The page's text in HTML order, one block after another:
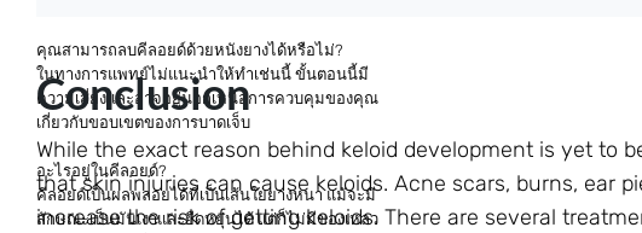
คุณสามารถลบคีลอยด์ด้วยหนังยางได้หรือไม่?
ในทางการแพทย์ไม่แนะนำให้ทำเช่นนี้ ขั้นตอนนี้มี
ความเสี่ยงและอาจอยู่นอกเหนือการควบคุมของคุณ
เกี่ยวกับขอบเขตของการบาดเจ็บ
อะไรอยู่ในคีลอยด์?
คีลอยด์เป็นผลพลอยได้ที่เป็นเส้นใยยางหนา แม้จะมี
ลักษณะเป็นมันเงาและยืดหยุ่นได้ แต่ก็ไม่มีของเหลว
Conclusion
While the exact reason behind keloid development is yet to
that skin injuries can cause keloids. Acne scars, burns, ear
increase the risk of getting keloids. There are several